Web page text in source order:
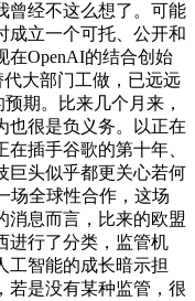
曾经不这么想了。可能
成立一个可托、公开和
在OpenAI的结合创始
代大部门工做，已远远
期。比来几个月来，
也很是负义务。以正在
插手谷歌的第十年、
巨头似乎都更关心若何
场全球性合作，这场
消息而言，比来的欧盟
进行了分类，监管机
工智能的成长暗示担
若是没有某种监管，很